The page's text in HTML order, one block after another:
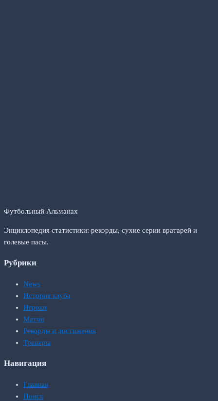
Футбольный Альманах
Энциклопедия статистики: рекорды, сухие серии вратарей и
голевые пасы.
Рубрики
News
История клуба
Игроки
Матчи
Рекорды и достижения
Тренеры
Навигация
Главная
Поиск